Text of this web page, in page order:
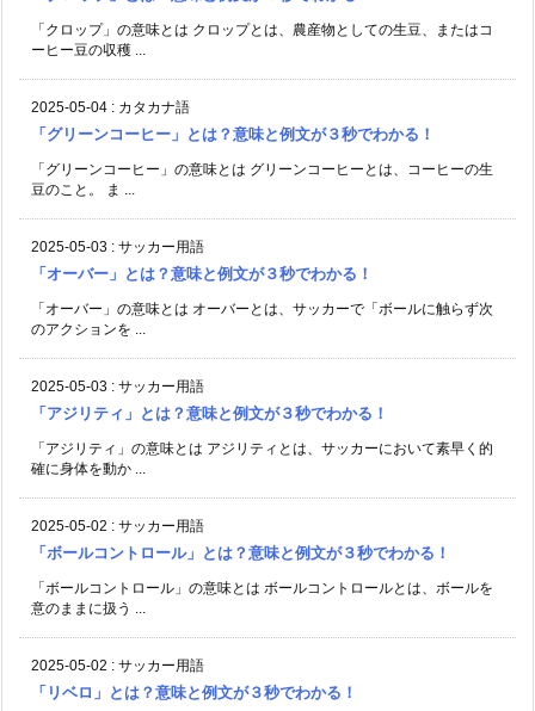
「クロップ」の意味とは クロップとは、農産物としての生豆、またはコ
ーヒー豆の収穫 ...
2025-05-04 : カタカナ語
「グリーンコーヒー」とは？意味と例文が３秒でわかる！
「グリーンコーヒー」の意味とは グリーンコーヒーとは、コーヒーの生
豆のこと。 ま ...
2025-05-03 : サッカー用語
「オーバー」とは？意味と例文が３秒でわかる！
「オーバー」の意味とは オーバーとは、サッカーで「ボールに触らず次
のアクションを ...
2025-05-03 : サッカー用語
「アジリティ」とは？意味と例文が３秒でわかる！
「アジリティ」の意味とは アジリティとは、サッカーにおいて素早く的
確に身体を動か ...
2025-05-02 : サッカー用語
「ボールコントロール」とは？意味と例文が３秒でわかる！
「ボールコントロール」の意味とは ボールコントロールとは、ボールを
意のままに扱う ...
2025-05-02 : サッカー用語
「リベロ」とは？意味と例文が３秒でわかる！